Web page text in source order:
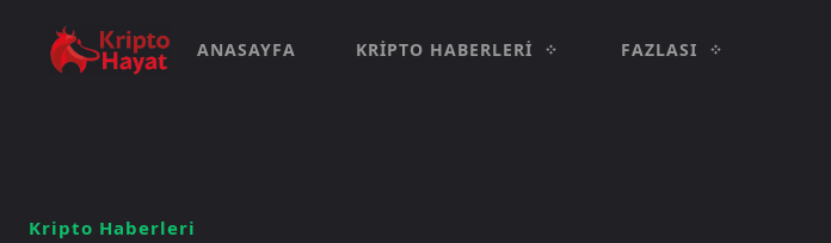
ANASAYFA KRIPTO HABERLERI FAZLASI
Kripto Haberleri